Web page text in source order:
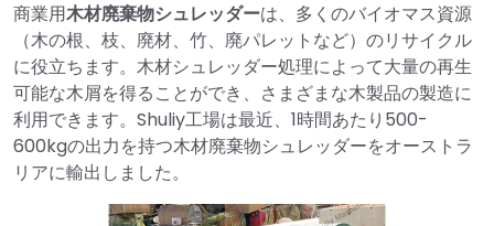
商業用木材廃棄物シュレッダーは、多くのバイオマス資源
（木の根、枝、廃材、竹、廃パレットなど）のリサイクル
に役立ちます。木材シュレッダー処理によって大量の再生
可能な木屑を得ることができ、さまざまな木製品の製造に
利用できます。Shuliy工場は最近、1時間あたり500-
600kgの出力を持つ木材廃棄物シュレッダーをオーストラ
リアに輸出しました。